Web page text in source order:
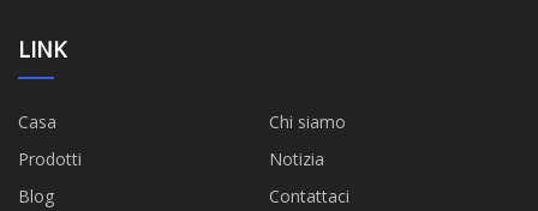
LINK
Casa
Chi siamo
Prodotti
Notizia
Blog
Contattaci